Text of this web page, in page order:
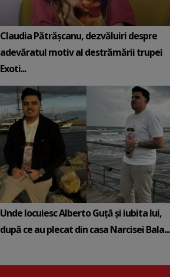
Claudia Pătrășcanu, dezvăluiri despre
adevăratul motiv al destrămării trupei
Exoti...
Unde locuiesc Alberto Guță și iubita lui,
după ce au plecat din casa Narcisei Bala...